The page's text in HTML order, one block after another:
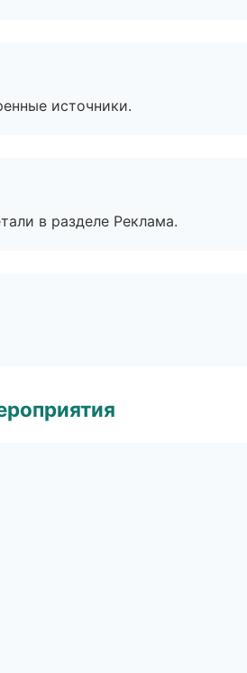
источники.
в разделе Реклама.